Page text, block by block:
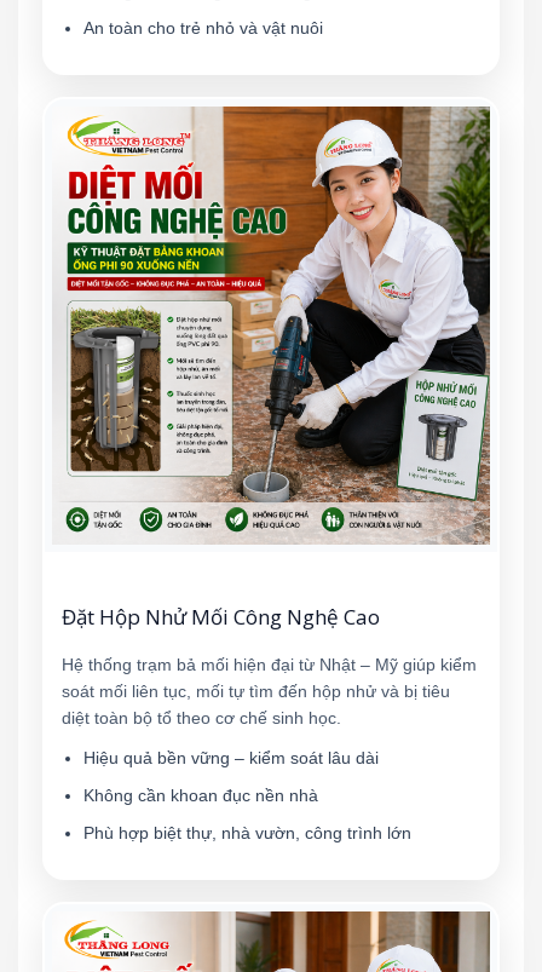
An toàn cho trẻ nhỏ và vật nuôi
Đặt Hộp Nhử Mối Công Nghệ Cao
Hệ thống trạm bả mối hiện đại từ Nhật – Mỹ giúp kiểm
soát mối liên tục, mối tự tìm đến hộp nhử và bị tiêu
diệt toàn bộ tổ theo cơ chế sinh học.
Hiệu quả bền vững – kiểm soát lâu dài
Không cần khoan đục nền nhà
Phù hợp biệt thự, nhà vườn, công trình lớn